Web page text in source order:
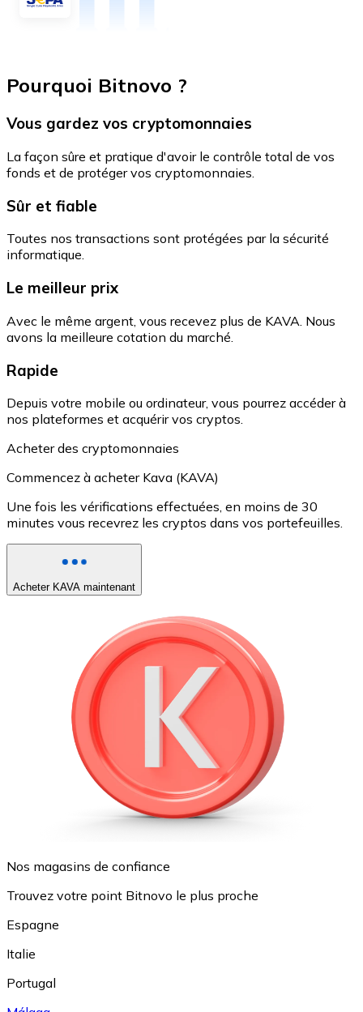
Pourquoi Bitnovo ?
Vous gardez vos cryptomonnaies
La façon sûre et pratique d'avoir le contrôle total de vos
fonds et de protéger vos cryptomonnaies.
Sûr et fiable
Toutes nos transactions sont protégées par la sécurité
informatique.
Le meilleur prix
Avec le même argent, vous recevez plus de KAVA. Nous
avons la meilleure cotation du marché.
Rapide
Depuis votre mobile ou ordinateur, vous pourrez accéder à
nos plateformes et acquérir vos cryptos.
Acheter des cryptomonnaies
Commencez à acheter Kava (KAVA)
Une fois les vérifications effectuées, en moins de 30
minutes vous recevrez les cryptos dans vos portefeuilles.
Acheter KAVA maintenant
Nos magasins de confiance
Trouvez votre point Bitnovo le plus proche
Espagne
Italie
Portugal